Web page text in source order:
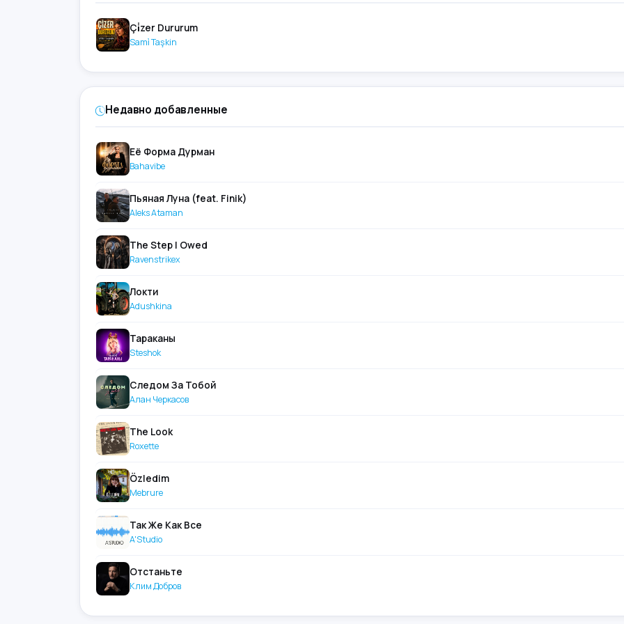
Çi̇zer Dururum
Sami̇ Taşkin
Недавно добавленные
Её Форма Дурман
Bahavibe
Пьяная Луна (feat. Finik)
Aleks Ataman
The Step I Owed
Ravenstrikex
Локти
Adushkina
Тараканы
Steshok
Следом За Тобой
Алан Черкасов
The Look
Roxette
Özledim
Mebrure
Так Же Как Все
A'Studio
Отстаньте
Клим Добров